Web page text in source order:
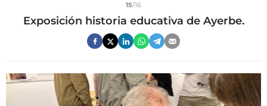
15/16
Exposición historia educativa de Ayerbe.